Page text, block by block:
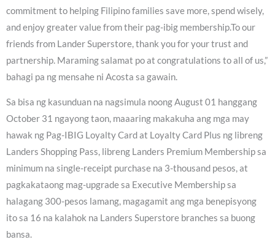
commitment to helping Filipino families save more, spend wisely,
and enjoy greater value from their pag-ibig membership.To our
friends from Lander Superstore, thank you for your trust and
partnership. Maraming salamat po at congratulations to all of us,”
bahagi pa ng mensahe ni Acosta sa gawain.
Sa bisa ng kasunduan na nagsimula noong August 01 hanggang
October 31 ngayong taon, maaaring makakuha ang mga may
hawak ng Pag-IBIG Loyalty Card at Loyalty Card Plus ng libreng
Landers Shopping Pass, libreng Landers Premium Membership sa
minimum na single-receipt purchase na 3-thousand pesos, at
pagkakataong mag-upgrade sa Executive Membership sa
halagang 300-pesos lamang, magagamit ang mga benepisyong
ito sa 16 na kalahok na Landers Superstore branches sa buong
bansa.